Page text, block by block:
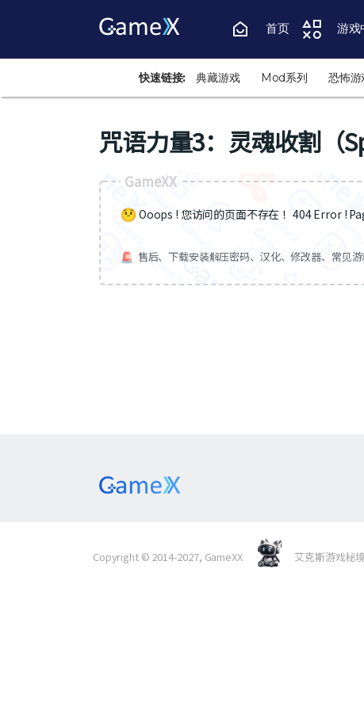
首页 游戏
快速链接: 典藏游戏 Mod系列 恐怖游
咒语力量3：灵魂收割（
GameXX
Ooops ! 您访问的页面不存在 ！404 Error !
售后、下载安装解压密码、汉化、修改器、常见
Copyright © 2014-2027, GameXX 艾克斯游戏秘